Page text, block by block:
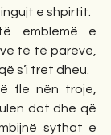
e shpirtit.
emblemë e
të të parëve,
s’i tret dheu.
fle nën troje,
dot dhe që
sythat e